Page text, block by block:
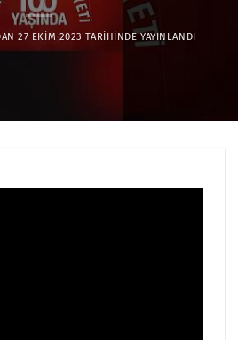
27 EKIM 2023 TARIHINDE YAYINLANDI